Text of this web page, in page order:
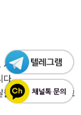
시점부터는 말보다
다
이 이어질 거라고